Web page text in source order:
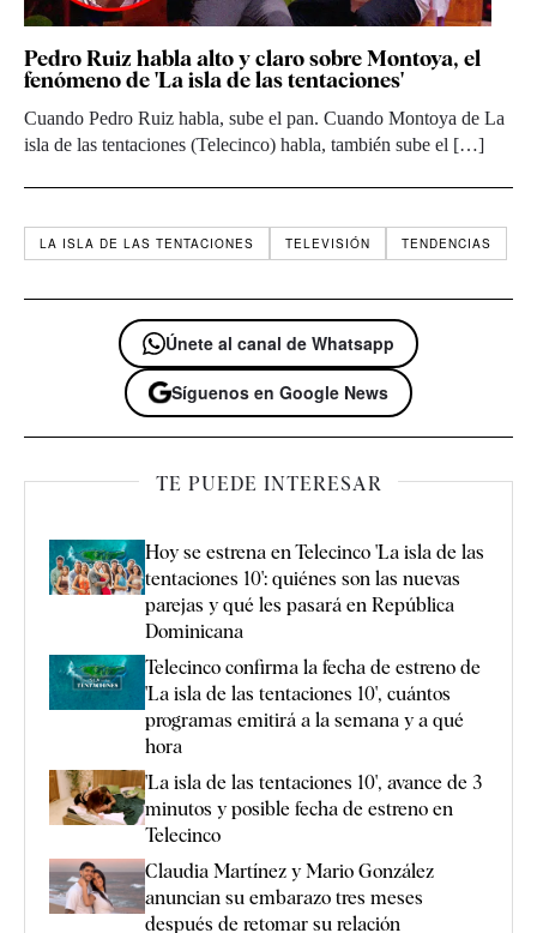
Pedro Ruiz habla alto y claro sobre Montoya, el
fenómeno de 'La isla de las tentaciones'
Cuando Pedro Ruiz habla, sube el pan. Cuando Montoya de La
isla de las tentaciones (Telecinco) habla, también sube el […]
LA ISLA DE LAS TENTACIONES TELEVISIÓN TENDENCIAS
Únete al canal de Whatsapp
Síguenos en Google News
TE PUEDE INTERESAR
Hoy se estrena en Telecinco 'La isla de las
tentaciones 10': quiénes son las nuevas
parejas y qué les pasará en República
Dominicana
Telecinco confirma la fecha de estreno de
'La isla de las tentaciones 10', cuántos
programas emitirá a la semana y a qué
hora
'La isla de las tentaciones 10', avance de 3
minutos y posible fecha de estreno en
Telecinco
Claudia Martínez y Mario González
anuncian su embarazo tres meses
después de retomar su relación